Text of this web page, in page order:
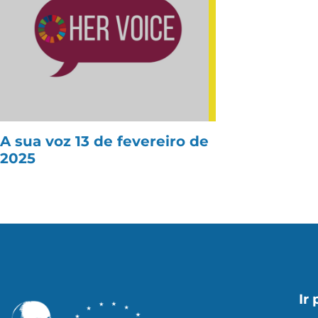
A sua voz 13 de fevereiro de
2025
Ir